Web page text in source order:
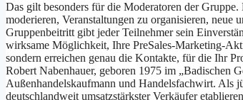
Das gilt besonders für die Moderatoren der
moderieren, Veranstaltungen zu organisieren, neue
Gruppenbeitritt gibt jeder Teilnehmer sein
wirksame Möglichkeit, Ihre PreSales-Marketing-
sondern erreichen genau die Kontakte, für die Ihr
Robert Nabenhauer, geboren 1975 im „Badischen
Außenhandelskaufmann und Handelsfachwirt. Als
deutschlandweit umsatzstärkster Verkäufer